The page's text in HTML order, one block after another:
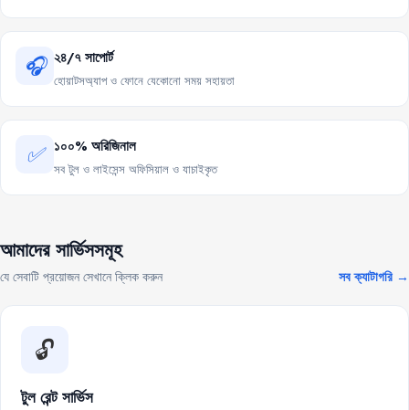
🎧 ২৪/৭ সাপোর্ট
হোয়াটসঅ্যাপ ও ফোনে যেকোনো সময় সহায়তা
✅ ১০০% অরিজিনাল
সব টুল ও লাইসেন্স অফিসিয়াল ও যাচাইকৃত
আমাদের সার্ভিসসমূহ
যে সেবাটি প্রয়োজন সেখানে ক্লিক করুন সব ক্যাটাগরি →
🔓
টুল রেন্ট সার্ভিস